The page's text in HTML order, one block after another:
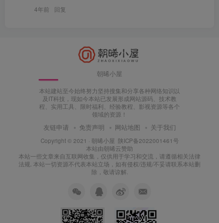
4年前 回复
朝晞小屋
本站建站至今始终努力坚持搜集和分享各种网络知识以
及IT科技，现如今本站已发展形成网站源码、技术教
程、实用工具、限时福利、经验教程、影视资源等各个
领域的资源！
友链申请 免责声明 网站地图 关于我们
Copyright © 2021 · 朝晞小屋 陕ICP备2022001461号
本站由朝晞云赞助
本站一些文章来自互联网收集，仅供用于学习和交流，请遵循相关法律
法规. 本站一切资源不代表本站立场，如有侵权/违规/不妥请联系本站删
除，敬请谅解.